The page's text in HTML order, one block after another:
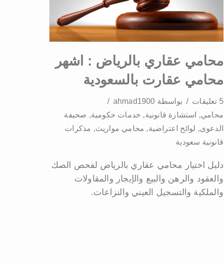
محامي عقاري بالرياض : اشهر
محامي عقارت بالسعودية
5 تعليقات بواسطة ahmad1900
محامي
استشارة قانونية خدمات حكومية
صحيفة
الدعوى
لوائح اعتراضية محامي مواريث
مذكرات
قانونية سعودية
دليل اختيار محامي عقاري بالرياض لفحص الصك
والعقود والرهن والبيع والإيجار والمقاولات
والملكية والتسجيل العيني والنزاعات.